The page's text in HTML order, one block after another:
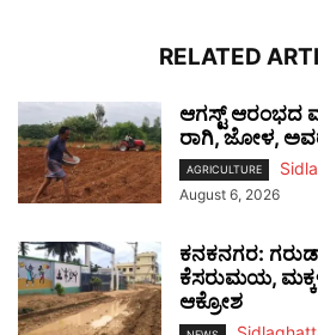
RELATED
ಆಗಸ್ಟ್ ಆರಂಭದ
ರಾಗಿ, ಜೋಳ, ಅವರೆ
AGRICULTURE
August 6, 2026
ಕನಕನಗರ:
ಕೆಸರುಮಯ,
ಆಕ್ರೋಶ